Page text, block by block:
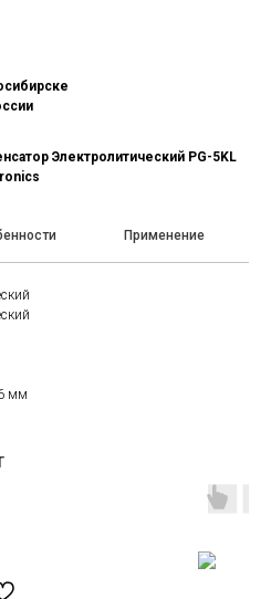
Электролитический PG-5KL
Применение
мм